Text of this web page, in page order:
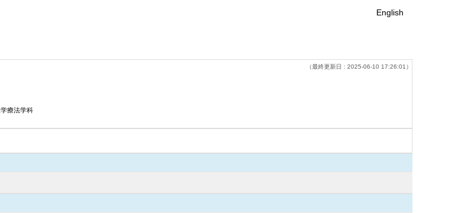
English
（最終更新日 : 2025-06-10 17:26:01）
療法学科